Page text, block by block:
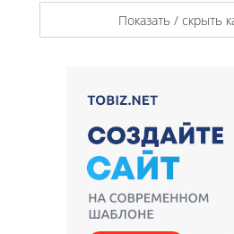
Показать / скрыть